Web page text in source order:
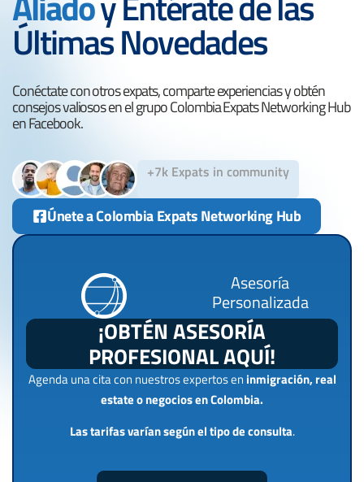
Últimas Novedades
Conéctate con otros expats, comparte experiencias y obtén
consejos valiosos en el grupo Colombia Expats Networking Hub
en Facebook.
+7k Expats in community
Únete a Colombia Expats Networking Hub
Asesoría
Personalizada
¡OBTÉN ASESORÍA
PROFESIONAL AQUÍ!
Agenda una cita con nuestros expertos en inmigración, real
estate o negocios en Colombia.
Las tarifas varían según el tipo de consulta.